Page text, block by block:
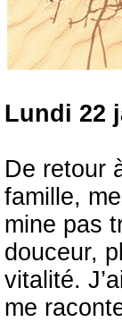
Lundi 22
De retour
famille,
mine pas
douceur,
vitalité.
me